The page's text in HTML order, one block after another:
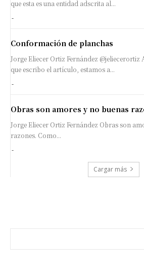
que esta es una entidad adscrita al...
-
Conformación de planchas
Jorge Eliecer Ortiz Fernández @jeliecerortiz A partir del momento
que escribo el artículo, estamos a...
-
Obras son amores y no buenas
Jorge Eliecer Ortiz Fernández Obras son amores y no buenas
razones. Como...
-
Cargar más